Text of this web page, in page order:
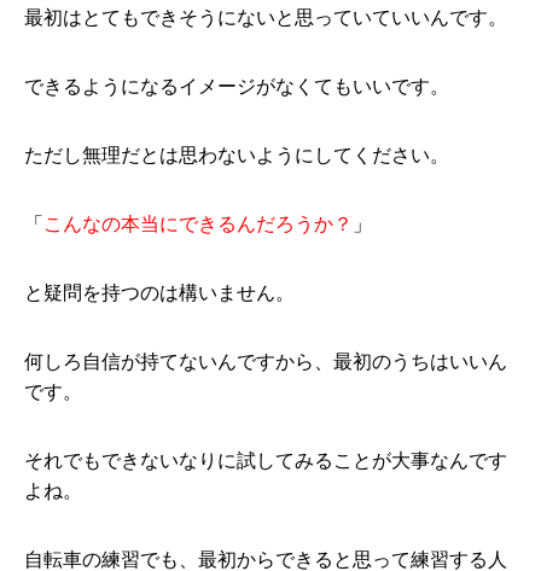
最初はとてもできそうにないと思っていていいんです。
できるようになるイメージがなくてもいいです。
ただし無理だとは思わないようにしてください。
「 こんなの本当にできるんだろうか？ 」
と疑問を持つのは構いません。
何しろ自信が持てないんですから、最初のうちはいいん
です。
それでもできないなりに試してみることが大事なんです
よね。
自転車の練習でも、最初からできると思って練習する人